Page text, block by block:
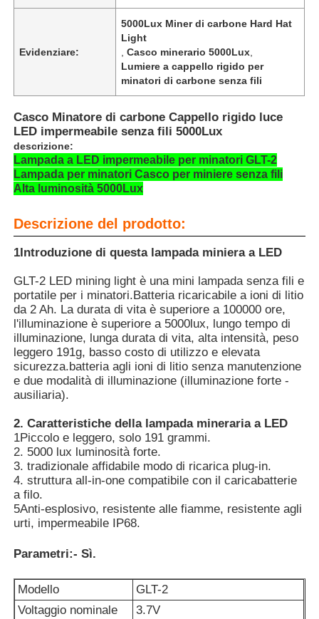
Prodotti
Mostra VR
Chi siamo
Fatory Tour
Controllo di qualità
notizie
Richiedere un preventivo
Lampada per cappuccio da miniera senza fili
Evidenziare:
5000Lux Miner di carbone Hard Hat
Light
,Casco minerario 5000Lux
Lumiere a cappello rigido per
minatori di carbone senza fili
Casco Minatore di carbone Cappello rigido luce
LED impermeabile senza fili 5000Lux
descrizione:
Lampada a LED impermeabile per minatori GLT-2
Lampada per minatori Casco per miniere senza fili
Alta luminosità 5000Lux
Descrizione del prodotto:
1Introduzione di questa lampada miniera a LED
GLT-2 LED mining light è una mini lampada senza fili e
portatile per i minatori.Batteria ricaricabile a ioni di litio
da 2 Ah. La durata di vita è superiore a 100000 ore,
l'illuminazione è superiore a 5000lux, lungo tempo di
illuminazione, lunga durata di vita, alta intensità, peso
leggero 191g, basso costo di utilizzo e elevata
sicurezza.batteria agli ioni di litio senza manutenzione
e due modalità di illuminazione (illuminazione forte -
ausiliaria).
2. Caratteristiche della lampada mineraria a LED
1Piccolo e leggero, solo 191 grammi.
2. 5000 lux luminosità forte.
3. tradizionale affidabile modo di ricarica plug-in.
4. struttura all-in-one compatibile con il caricabatterie
a filo.
5Anti-esplosivo, resistente alle fiamme, resistente agli
urti, impermeabile IP68.
Parametri:- Sì.
Modello
GLT-2
Voltaggio nominale
3.7V